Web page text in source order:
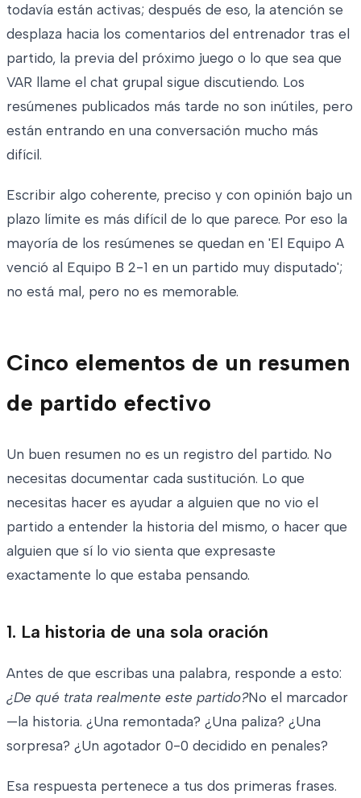
todavía están activas; después de eso, la atención se
desplaza hacia los comentarios del entrenador tras el
partido, la previa del próximo juego o lo que sea que
VAR llame el chat grupal sigue discutiendo. Los
resúmenes publicados más tarde no son inútiles, pero
están entrando en una conversación mucho más
difícil.
Escribir algo coherente, preciso y con opinión bajo un
plazo límite es más difícil de lo que parece. Por eso la
mayoría de los resúmenes se quedan en 'El Equipo A
venció al Equipo B 2-1 en un partido muy disputado';
no está mal, pero no es memorable.
Cinco elementos de un resumen
de partido efectivo
Un buen resumen no es un registro del partido. No
necesitas documentar cada sustitución. Lo que
necesitas hacer es ayudar a alguien que no vio el
partido a entender la historia del mismo, o hacer que
alguien que sí lo vio sienta que expresaste
exactamente lo que estaba pensando.
1. La historia de una sola oración
Antes de que escribas una palabra, responde a esto:
¿De qué trata realmente este partido?No el marcador
—la historia. ¿Una remontada? ¿Una paliza? ¿Una
sorpresa? ¿Un agotador 0-0 decidido en penales?
Esa respuesta pertenece a tus dos primeras frases.